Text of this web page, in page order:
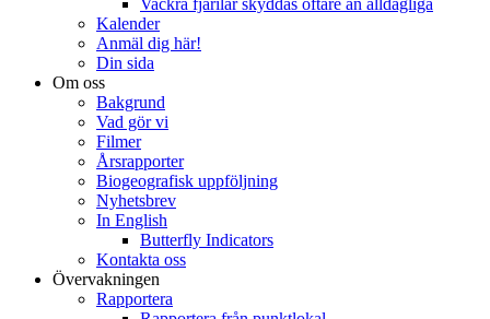
Kalender
Anmäl dig här!
Din sida
Om oss
Bakgrund
Vad gör vi
Filmer
Årsrapporter
Biogeografisk uppföljning
Nyhetsbrev
In English
Butterfly Indicators
Kontakta oss
Övervakningen
Rapportera